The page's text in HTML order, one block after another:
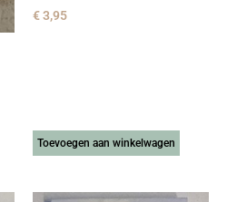
€3,95
Toevoegen aan winkelwagen